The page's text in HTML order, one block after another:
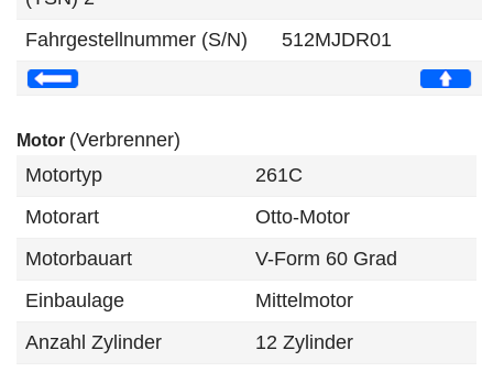
Fahrgestellnummer (S/N)
512MJDR01
Motor (Verbrenner)
Motortyp
261C
Motorart
Otto-Motor
Motorbauart
V-Form 60 Grad
Einbaulage
Mittelmotor
Anzahl Zylinder
12 Zylinder